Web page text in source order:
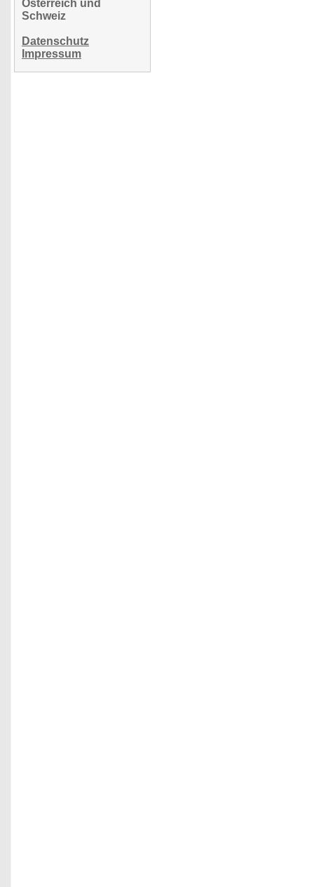
Österreich und
Schweiz
Datenschutz
Impressum